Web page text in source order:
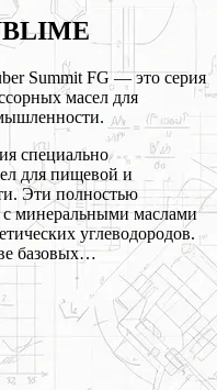
Summit FG — это серия
масел для
специально
для пищевой и
Эти полностью
с минеральными маслами
углеводородов.
базовых…